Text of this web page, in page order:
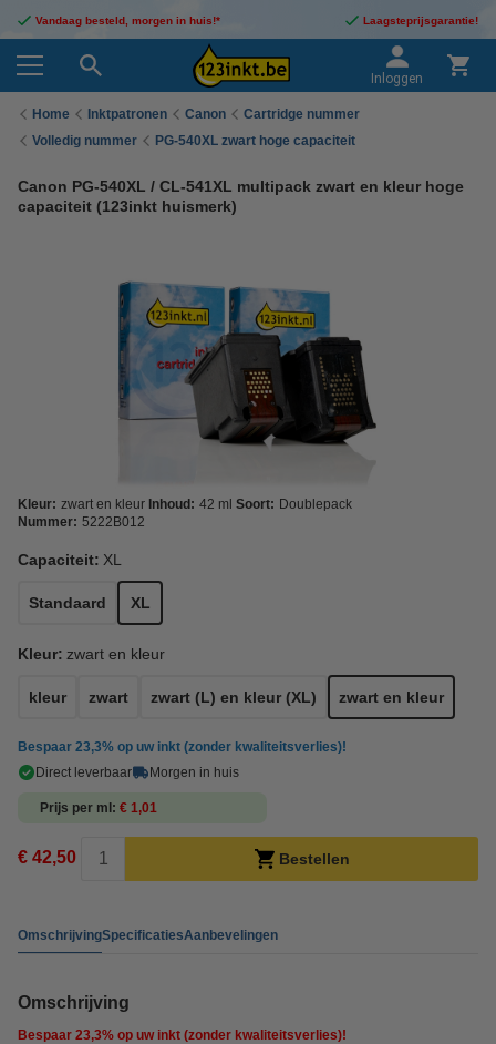
Vandaag besteld, morgen in huis!* Laagsteprijsgarantie!
Inloggen
Home Inktpatronen Canon
Cartridge nummer
Volledig nummer
PG-540XL zwart hoge capaciteit
Canon PG-540XL / CL-541XL multipack zwart en kleur hoge
capaciteit (123inkt huismerk)
Kleur: zwart en kleur Inhoud: 42 ml Soort: Doublepack
Nummer: 5222B012
Capaciteit: XL
Standaard XL
Kleur: zwart en kleur
kleur zwart zwart (L) en kleur (XL) zwart en kleur
Bespaar 23,3% op uw inkt (zonder kwaliteitsverlies)!
Direct leverbaar
Morgen in huis
Prijs per ml € 1,01
€ 42,50 Bestellen
OmschrijvingSpecificatiesAanbevelingen
Omschrijving
Bespaar 23,3% op uw inkt (zonder kwaliteitsverlies)!